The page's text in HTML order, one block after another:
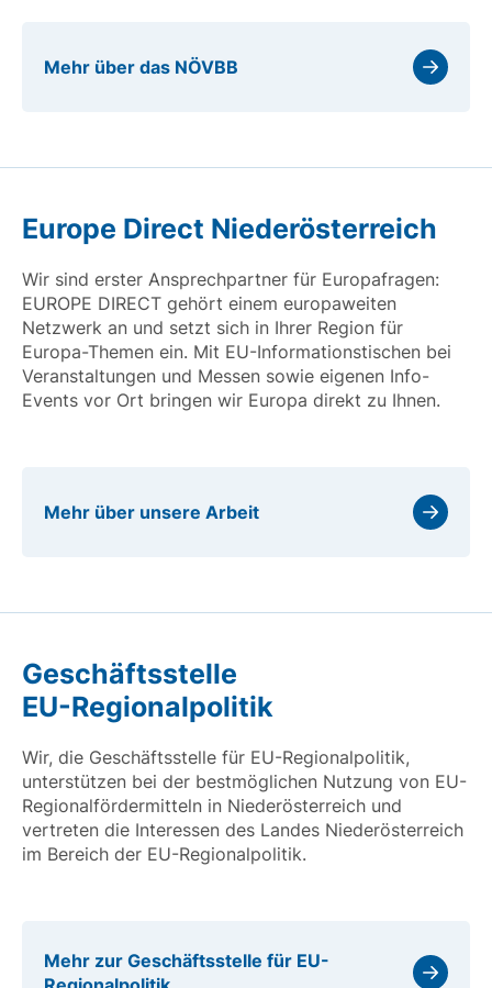
Mehr über das NÖVBB
Europe Direct Niederösterreich
Wir sind erster Ansprechpartner für Europafragen:
EUROPE DIRECT gehört einem europaweiten
Netzwerk an und setzt sich in Ihrer Region für
Europa-Themen ein. Mit EU-Informationstischen bei
Veranstaltungen und Messen sowie eigenen Info-
Events vor Ort bringen wir Europa direkt zu Ihnen.
Mehr über unsere Arbeit
Geschäftsstelle
EU-Regionalpolitik
Wir, die Geschäftsstelle für EU-Regionalpolitik,
unterstützen bei der bestmöglichen Nutzung von EU-
Regionalfördermitteln in Niederösterreich und
vertreten die Interessen des Landes Niederösterreich
im Bereich der EU-Regionalpolitik.
Mehr zur Geschäftsstelle für EU-